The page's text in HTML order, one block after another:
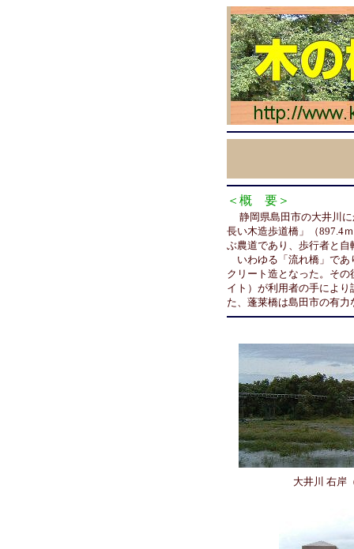
＜概 要＞
静岡県島田市の大井川
長い木造歩道橋」（897.4
ぶ農道であり、歩行者と自
いわゆる「流れ橋」であ
クリート造となった。そ
イト）が利用者の手によ
た、蓬莱橋は島田市の有
大井川 右岸